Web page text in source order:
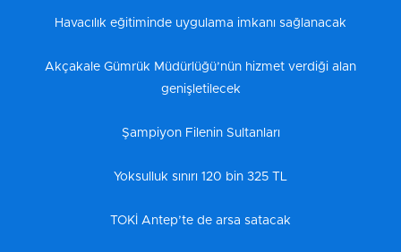
Havacılık eğitiminde uygulama imkanı sağlanacak
Akçakale Gümrük Müdürlüğü’nün hizmet verdiği alan
genişletilecek
Şampiyon Filenin Sultanları
Yoksulluk sınırı 120 bin 325 TL
TOKİ Antep’te de arsa satacak